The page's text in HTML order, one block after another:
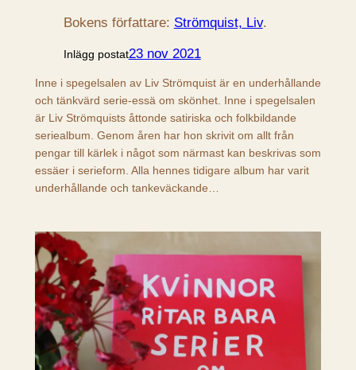
Bokens författare: Strömquist, Liv.
Inlägg postat23 nov 2021
Inne i spegelsalen av Liv Strömquist är en underhållande
och tänkvärd serie-essä om skönhet. Inne i spegelsalen
är Liv Strömquists åttonde satiriska och folkbildande
seriealbum. Genom åren har hon skrivit om allt från
pengar till kärlek i något som närmast kan beskrivas som
essäer i serieform. Alla hennes tidigare album har varit
underhållande och tankeväckande…